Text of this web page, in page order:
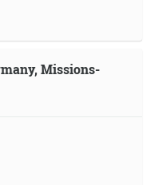
Missions-